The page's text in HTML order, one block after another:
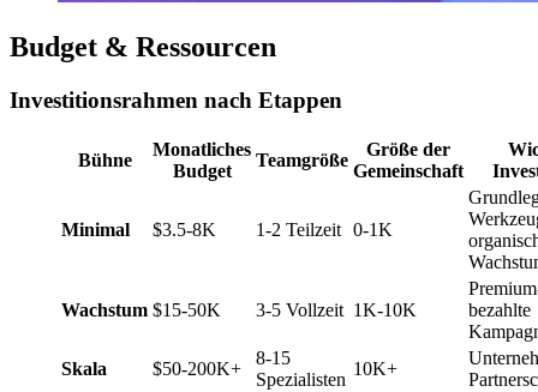
Budget & Ressourcen
Investitionsrahmen nach Etappen
Bühne
Monatliches
Budget
Teamgröße
Größe der
Gemeinschaft
Minimal $3.5-8K 1-2 Teilzeit 0-1K
Wachstum $15-50K 3-5 Vollzeit 1K-10K
bezahlte
Skala
$50-200K+
8-15
Spezialisten
10K+